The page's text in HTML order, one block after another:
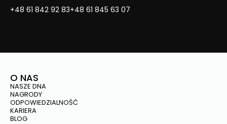
+48 61 842 92 83+48 61 845 63 07
O NAS
NASZE DNA
NAGRODY
ODPOWIEDZIALNOŚĆ
KARIERA
BLOG